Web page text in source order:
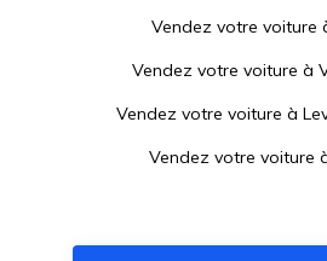
Vendez votre voiture
Vendez votre voiture à
Vendez votre voiture à
Vendez votre voiture
Vendez votre voiture